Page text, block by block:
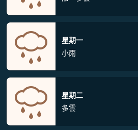
星期一
小雨
星期二
多雲